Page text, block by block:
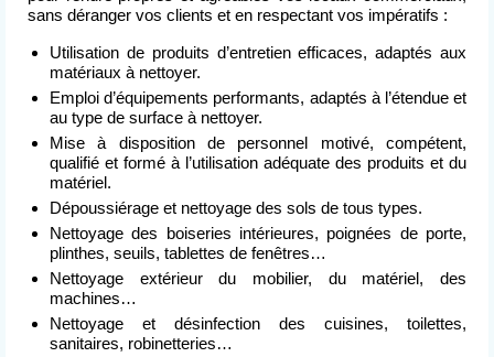
sans déranger vos clients et en respectant vos impératifs :
Utilisation de produits d’entretien efficaces, adaptés aux
matériaux à nettoyer.
Emploi d’équipements performants, adaptés à l’étendue et
au type de surface à nettoyer.
Mise à disposition de personnel motivé, compétent,
qualifié et formé à l’utilisation adéquate des produits et du
matériel.
Dépoussiérage et nettoyage des sols de tous types.
Nettoyage des boiseries intérieures, poignées de porte,
plinthes, seuils, tablettes de fenêtres…
Nettoyage extérieur du mobilier, du matériel, des
machines…
Nettoyage et désinfection des cuisines, toilettes,
sanitaires, robinetteries…